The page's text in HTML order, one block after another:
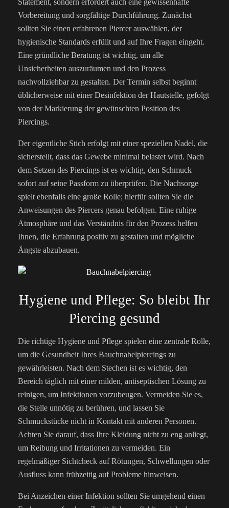
Statement, sondern erfordert auch eine gewissenhafte
Vorbereitung und sorgfältige Durchführung. Zunächst
sollten Sie einen erfahrenen Piercer auswählen, der
hygienische Standards erfüllt und auf Ihre Fragen eingeht.
Eine gründliche Beratung ist wichtig, um alle
Unsicherheiten auszuräumen und den Prozess
nachvollziehbar zu gestalten. Der Termin selbst beginnt
üblicherweise mit einer Desinfektion der Hautstelle, gefolgt
von der Markierung der gewünschten Position des
Piercings.
Der eigentliche Stich erfolgt mit einer speziellen Nadel, die
sicherstellt, dass das Gewebe minimal belastet wird. Nach
dem Setzen des Piercings ist es wichtig, den Schmuck
sofort auf seine Passform zu überprüfen. Die Nachsorge
spielt ebenfalls eine große Rolle; hierfür sollten Sie die
Anweisungen des Piercers genau befolgen. Eine ruhige
Atmosphäre und das Verständnis für den Prozess helfen
Ihnen, die Erfahrung positiv zu gestalten und mögliche
Ängste abzubauen.
Hygiene und Pflege: So bleibt Ihr
Piercing gesund
Die richtige Hygiene und Pflege spielen eine zentrale Rolle,
um die Gesundheit Ihres Bauchnabelpiercings zu
gewährleisten. Nach dem Stechen ist es wichtig, den
Bereich täglich mit einer milden, antiseptischen Lösung zu
reinigen, um Infektionen vorzubeugen. Vermeiden Sie es,
die Stelle unnötig zu berühren, und lassen Sie
Schmuckstücke nicht in Kontakt mit anderen Personen.
Achten Sie darauf, dass Ihre Kleidung nicht zu eng anliegt,
um Reibung und Irritationen zu vermeiden. Ein
regelmäßiger Sichtcheck auf Rötungen, Schwellungen oder
Ausfluss kann frühzeitig auf Probleme hinweisen.
Bei Anzeichen einer Infektion sollten Sie umgehend einen